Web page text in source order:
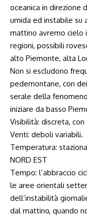
oceanica in direzione
umida ed instabile su
mattino avremo cielo
regioni, possibili
alto Piemonte, alta
Non si escludono
pedemontane, con
serale della
iniziare da basso
Visibilità: discreta,
Venti: deboli variabili.
Temperatura:
NORD EST
Tempo: l’abbraccio
le aree orientali
dell’instabilità
dal mattino, quando